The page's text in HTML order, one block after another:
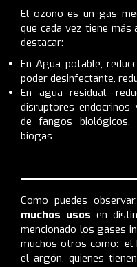
El ozono es un gas
que cada vez tiene más
destacar:
En Agua potable,
poder desinfectante,
En agua residual,
disruptores endocrinos
de fangos biológicos,
biogas
Como puedes
muchos usos en
mencionado los gases
muchos otros como: el
el argón, quienes